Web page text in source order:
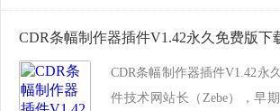
价格和手动记录。该插件使
复制到cdr插件文件夹即可使用
CDR条幅制作器插件V1.42永久免费版下
CDR条幅制作器插件V1.42永
件技术网站长（Zebe），早